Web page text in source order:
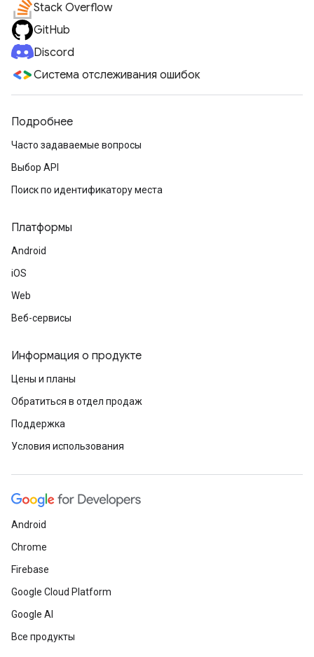
Stack Overflow
GitHub
Discord
Система отслеживания ошибок
Подробнее
Часто задаваемые вопросы
Выбор API
Поиск по идентификатору места
Платформы
Android
iOS
Web
Веб-сервисы
Информация о продукте
Цены и планы
Обратиться в отдел продаж
Поддержка
Условия использования
Android
Chrome
Firebase
Google Cloud Platform
Google AI
Все продукты